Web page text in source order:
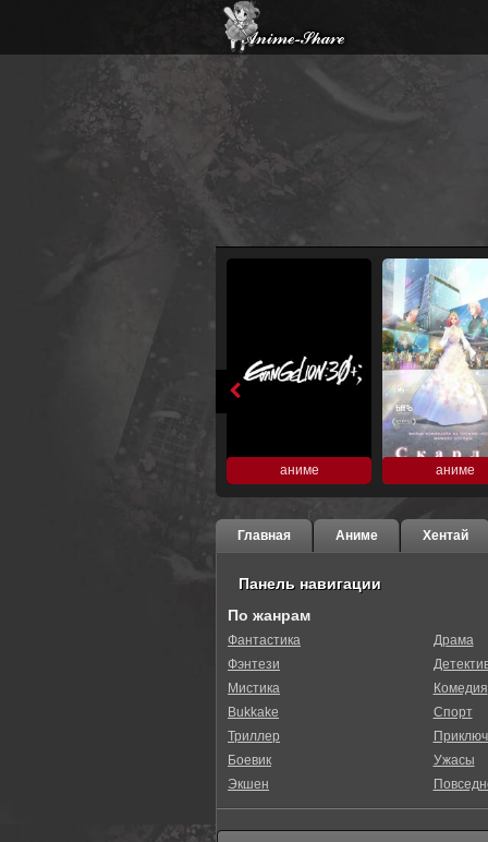
аниме аниме
Главная Аниме Хентай
Панель навигации
По жанрам
Фантастика
Фэнтези
Мистика
Bukkake
Триллер
Боевик
Экшен
Драма
Комедия
Спорт
Ужасы